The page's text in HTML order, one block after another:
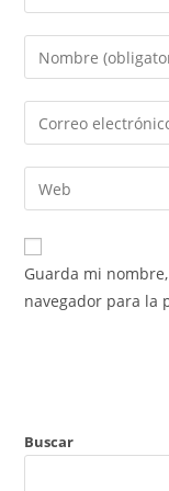
Introduce
tu
nombre
de
usuario
para
comentar
Introduce
tu
dirección
de
electrónico
para
comentar
Introduce
la
URL
de
Guarda mi
navegador para la
Buscar